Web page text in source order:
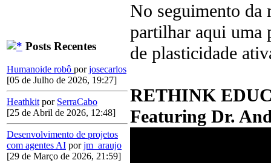
Posts Recentes
Humanoide robô porjosecarlos
[05 de Julho de 2026, 19:27]
Heathkit por SerraCabo
[25 de Abril de 2026, 12:48]
Desenvolvimento de projetos
com agentes AI porjm_araujo
[29 de Março de 2026, 21:59]
No seguimento da
partilhar aqui uma
de plasticidade
RETHINK
Featuring Dr.